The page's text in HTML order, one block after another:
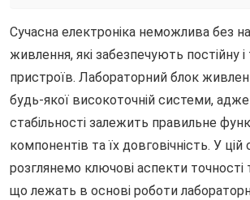
Сучасна електроніка неможлива без
живлення, які забезпечують постійну
пристроїв. Лабораторний блок
будь-якої високоточній системи,
стабільності залежить правильне
компонентів та їх довговічність. У цій
розглянемо ключові аспекти точності
що лежать в основі роботи